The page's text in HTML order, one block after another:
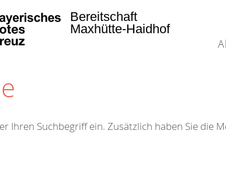
Bereitschaft
Maxhütte-Haidhof
Ihren Suchbegriff ein. Zusätzlich haben Sie die